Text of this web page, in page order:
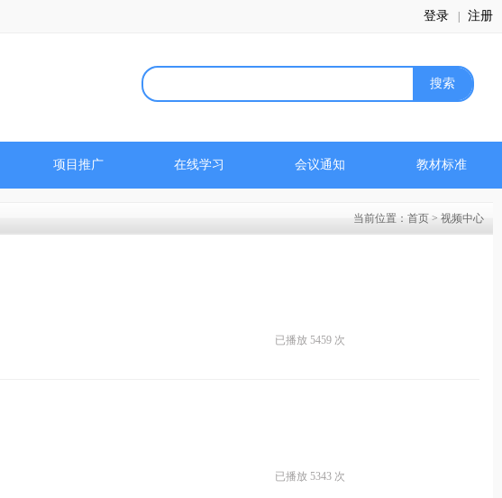
登录 注册
项目推广 在线学习 会议通知 教材标准
当前位置：首页 > 视频中心
已播放 5459 次
已播放 5343 次